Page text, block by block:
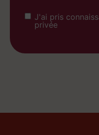
Consent
J'ai pris
privée